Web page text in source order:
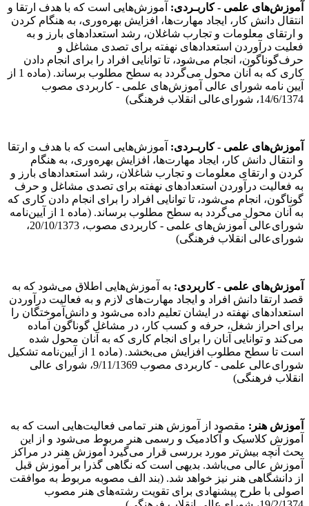
آموزش‌های علمی - کاربـردی: آموزش‌هایی است که با هدف ارتقا و
انتقال دانش کار، ایجاد مهارت‌ها، افزایش بهره‌وری، به هنگام کردن
و ارتقای معلومات و تجارب شاغلان، رشد استعدادهای بارز و به
فعلیت درآوردن استعدادهای نهفته برای تصدی مشاغل و
حرف‌گوناگون، انجام می‌شود، تا توانایی افراد را برای انجام دادن
کاری که به آنان محول می‌گردد به سطح مطلوب برساند. (ماده 1 از
آیین نامه شورای ‌عالی آموزش‌های علمی - کاربردی مصوب
14/6/1374، شورای‌عالی انقلاب فرهنگی)
آموزش‌های علمی - کاربـردی: آموزش‌هایی است که با هدف و ارتقا
و انتقال دانش کار، ایجاد مهارت‌ها، افزایش بهره‌وری، به هنگام
کردن و ارتقای معلومات و تجارب شاغلان، رشد استعدادهای بارز و
به فعالیت درآوردن استعدادهای نهفته برای تصدی مشاغل و حرف
گوناگون، انجام می‌شود، تا توانایی افراد را برای انجام دادن کاری که
به آنان محول می‌گردد به سطح مطلوب برساند. (ماده 1 از آیین‌نامه
شورای‌عالی آموزش‌های علمی - کاربردی مصوب، 20/10/1373،
شورای‌عالی انقلاب فرهنگی)
آموزش‌های علمی - کاربردی: به آموزش‌هایی اطلاق می‌شود که به
قصد ارتقا دانش افراد و ایجاد مهارت‌های لازم و به فعالیت درآوردن
استعدادهای نهفته در ایشان تعلیم داده می‌شود و دانش‌آموختگان را
برای احراز شغل، حرفه و کسب کار، در مشاغل گوناگون آماده
می‌کند و توانایی آنان را برای انجام کاری که به آنان محول شده
است تا سطح مطلوب افزایش می‌بخشد. (ماده 1 از آیین‌نامه تشکیل
شورای‌عالی علمی - کاربردی مصوب 9/11/1369، شورای ‌عالی
انقلاب فرهنگی)
آموزش هنر: مقصود از آموزش هنر تمامی فعالیت‌هایی است که به
آموزش کلاسیک و آکادمیک و رسمی هنر مربوط می‌شود و از این
بحث آنچه بیش‌تر مورد بررسی قرار می‌گیرد آموزش هنر در مراکز
آموزش عالی می‌باشد. بدیهی است که نگاهی گذرا بر آموزش قبل
از دانشگاهی هنر نیز خواهد شد. (بند الف مصوبه مربوط به موافقت
اصولی با طرح پیشنهادی برای تقویت رشته‌های هنر مصوب